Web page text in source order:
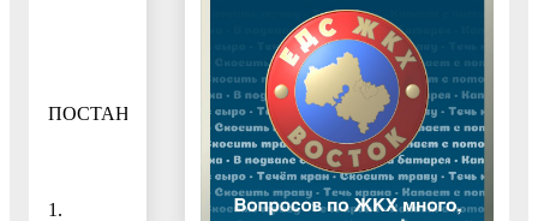
ПОСТАНОВЛЯЮ:
1.